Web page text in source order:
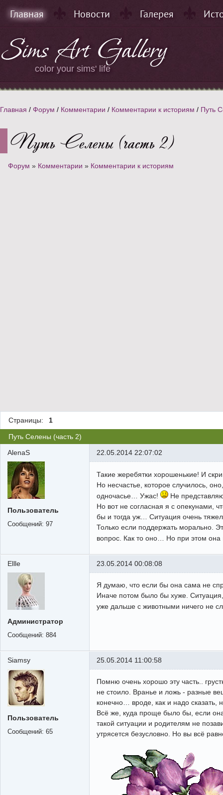
Главная Новости Галерея
color your sims' life
Главная / Форум / Комментарии / Комментарии к историям / Путь
Путь Селены (часть 2)
Форум » Комментарии » Комментарии к историям
Страницы: 1
Путь Селены (часть 2)
AlenaS
Пользователь
Сообщений: 97
22.05.2014 22:07:02
Такие жеребятки хорошенькие! И
Но несчастье, которое случилось,
одночасье… Ужас!
Не
Но вот не согласная я с опекунами,
бы и тогда уж… Ситуация очень
Только если поддержать морально.
вопрос. Как то оно… Но при этом
Ellle
Администратор
Сообщений: 884
23.05.2014 00:08:08
Я думаю, что если бы она сама не
Иначе потом было бы хуже.
уже дальше с животными ничего не
Siamsy
Пользователь
Сообщений: 65
25.05.2014 11:00:58
Помню очень хорошо эту часть..
не стоило. Вранье и ложь - разные
конечно… вроде, как и надо
Всё же, куда проще было бы, если
такой ситуации и родителям не
утрясется безусловно. Но вы всё